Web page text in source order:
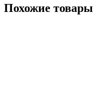
Похожие товары